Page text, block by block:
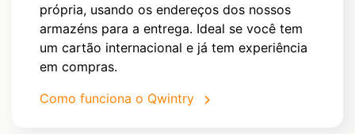
própria, usando os endereços dos nossos
armazéns para a entrega. Ideal se você tem
um cartão internacional e já tem experiência
em compras.
Como funciona o Qwintry